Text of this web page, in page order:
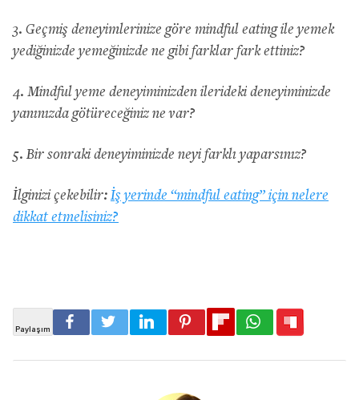
3. Geçmiş deneyimlerinize göre mindful eating ile yemek
yediğinizde yemeğinizde ne gibi farklar fark ettiniz?
4. Mindful yeme deneyiminizden ilerideki deneyiminizde
yanınızda götüreceğiniz ne var?
5. Bir sonraki deneyiminizde neyi farklı yaparsınız?
İlginizi çekebilir: İş yerinde “mindful eating” için nelere
dikkat etmelisiniz?